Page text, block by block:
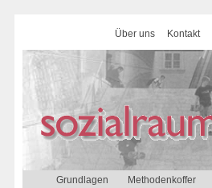
Über uns Kontakt
Grundlagen Methodenkoffer